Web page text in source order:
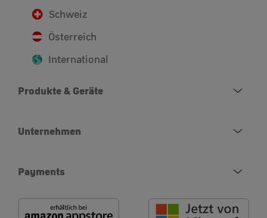
Schweiz
Österreich
International
Produkte & Geräte
Unternehmen
Payments